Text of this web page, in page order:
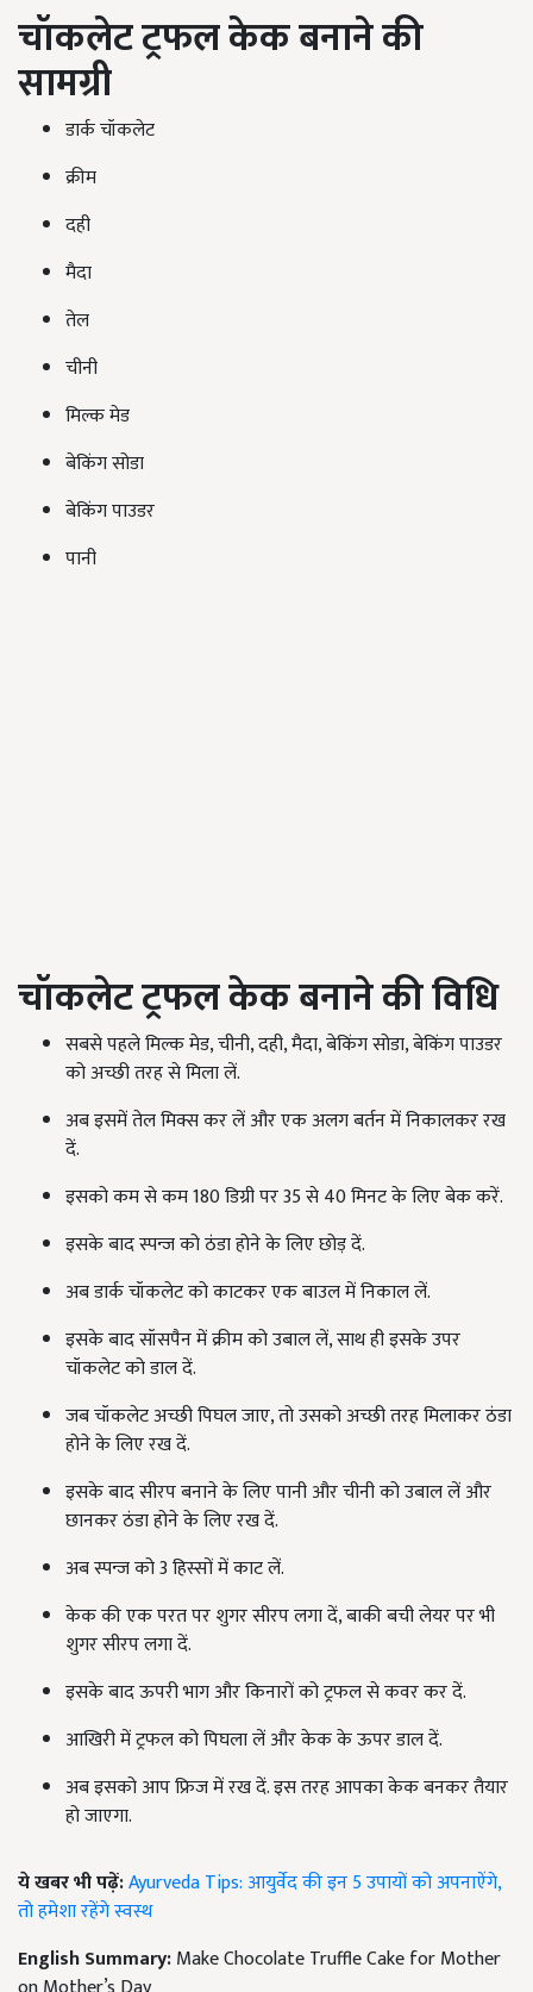
चॉकलेट ट्रफल केक बनाने की
सामग्री
डार्क चॉकलेट
क्रीम
दही
मैदा
तेल
चीनी
मिल्क मेड
बेकिंग सोडा
बेकिंग पाउडर
पानी
चॉकलेट ट्रफल केक बनाने की विधि
सबसे पहले मिल्क मेड, चीनी, दही, मैदा, बेकिंग सोडा, बेकिंग पाउडर
को अच्छी तरह से मिला लें.
अब इसमें तेल मिक्स कर लें और एक अलग बर्तन में निकालकर रख
दें.
इसको कम से कम 180 डिग्री पर 35 से 40 मिनट के लिए बेक करें.
इसके बाद स्पन्ज को ठंडा होने के लिए छोड़ दें.
अब डार्क चॉकलेट को काटकर एक बाउल में निकाल लें.
इसके बाद सॉसपैन में क्रीम को उबाल लें, साथ ही इसके उपर
चॉकलेट को डाल दें.
जब चॉकलेट अच्छी पिघल जाए, तो उसको अच्छी तरह मिलाकर ठंडा
होने के लिए रख दें.
इसके बाद सीरप बनाने के लिए पानी और चीनी को उबाल लें और
छानकर ठंडा होने के लिए रख दें.
अब स्पन्ज को 3 हिस्सों में काट लें.
केक की एक परत पर शुगर सीरप लगा दें, बाकी बची लेयर पर भी
शुगर सीरप लगा दें.
इसके बाद ऊपरी भाग और किनारों को ट्रफल से कवर कर दें.
आखिरी में ट्रफल को पिघला लें और केक के ऊपर डाल दें.
अब इसको आप फ्रिज में रख दें. इस तरह आपका केक बनकर तैयार
हो जाएगा.
ये खबर भी पढ़ें:Ayurveda Tips: आयुर्वेद की इन 5 उपायों को अपनाऐंगे,
तो हमेशा रहेंगे स्वस्थ
English Summary:Make Chocolate Truffle Cake for Mother